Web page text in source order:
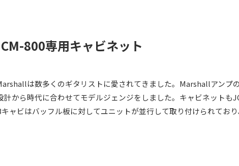
800専用キャビネット
は数多くのギタリストに愛されてきました。Marshallアンプ
から時代に合わせてモデルジェンジをしました。キャビネットも
ャビはバッフル板に対してユニットが並行して取り付けられてお